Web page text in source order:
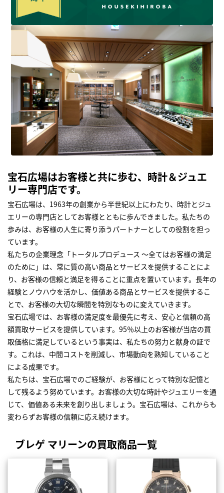
宝石広場はお客様と共に歩む、時計＆ジュエ
リー専門店です。
宝石広場は、1963年の創業から半世紀以上にわたり、時計とジュ
エリーの専門店としてお客様とともに歩んできました。私たちの
歩みは、お客様の人生に寄り添うパートナーとしての役割を担っ
ています。
私たちの企業理念「トータルプロデュース ～全てはお客様の満足
のために」は、常に質の高い商品とサービスを提供することによ
り、お客様の信頼と満足を得ることに重点を置いています。長年の
経験とノウハウを活かし、価値ある商品とサービスを提供するこ
とで、お客様の大切な瞬間を特別なものに変えていきます。
宝石広場では、お客様の満足度を最優先に考え、安心と信頼の高
額買取サービスを提供しています。95％以上のお客様が当店の買
取価格に満足しているという事実は、私たちの努力と献身の証で
す。これは、中間コストを削減し、市場動向を熟知していること
による成果です。
私たちは、宝石広場でのご経験が、お客様にとって特別な記憶と
して残るよう努めています。お客様の大切な時計やジュエリーを通
じて、価値ある未来を創り出しましょう。宝石広場は、これからも
変わらずお客様の信頼に応え続けます。
ブレゲ マリーンの買取商品一覧